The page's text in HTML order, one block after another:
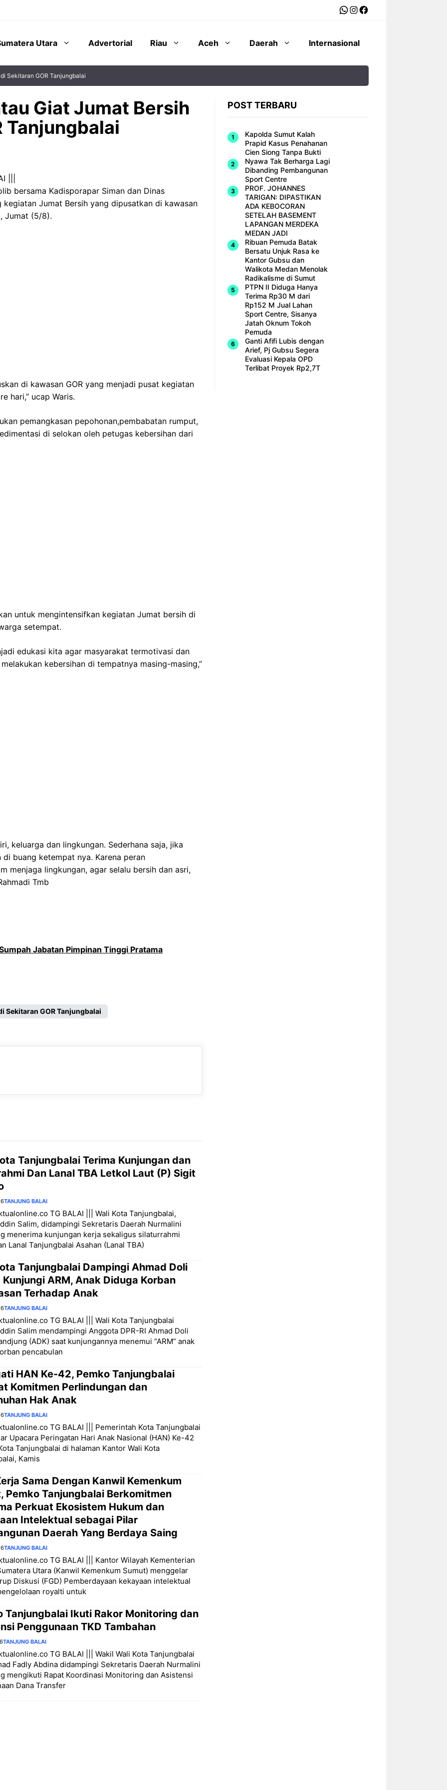
WhatsApp
Instagram
Facebook
Utara Advertorial Riau Aceh Daerah Internasional
Sekitaran GOR Tanjungbalai
Giat Jumat Bersih
Tanjungbalai
|||
bersama Kadisporapar Siman dan Dinas
Jumat Bersih yang dipusatkan di kawasan
Jumat (5/8).
di kawasan GOR yang menjadi pusat kegiatan
hari,” ucap Waris.
pemangkasan pepohonan,pembabatan rumput,
di selokan oleh petugas kebersihan dari
untuk mengintensifkan kegiatan Jumat bersih di
setempat.
edukasi kita agar masyarakat termotivasi dan
kebersihan di tempatnya masing-masing,”
keluarga dan lingkungan. Sederhana saja, jika
buang ketempat nya. Karena peran
menjaga lingkungan, agar selalu bersih dan asri,
Tmb
Jabatan Pimpinan Tinggi Pratama
Sekitaran GOR Tanjungbalai
Tanjungbalai Terima Kunjungan dan
Dan Lanal TBA Letkol Laut (P) Sigit
TANJUNG BALAI
TG BALAI ||| Wali Kota Tanjungbalai,
Salim, didampingi Sekretaris Daerah Nurmalini
menerima kunjungan kerja sekaligus silaturrahmi
Lanal Tanjungbalai Asahan (Lanal TBA)
Tanjungbalai Dampingi Ahmad Doli
Kunjungi ARM, Anak Diduga Korban
Terhadap Anak
TANJUNG BALAI
TG BALAI ||| Wali Kota Tanjungbalai
Salim mendampingi Anggota DPR-RI Ahmad Doli
(ADK) saat kunjungannya menemui “ARM” anak
pencabulan
HAN Ke-42, Pemko Tanjungbalai
Komitmen Perlindungan dan
Hak Anak
TANJUNG BALAI
TG BALAI ||| Pemerintah Kota Tanjungbalai
Upacara Peringatan Hari Anak Nasional (HAN) Ke-42
Tanjungbalai di halaman Kantor Wali Kota
Kamis
Sama Dengan Kanwil Kemenkum
Pemko Tanjungbalai Berkomitmen
Perkuat Ekosistem Hukum dan
Intelektual sebagai Pilar
Daerah Yang Berdaya Saing
TANJUNG BALAI
TG BALAI ||| Kantor Wilayah Kementerian
Utara (Kanwil Kemenkum Sumut) menggelar
Diskusi (FGD) Pemberdayaan kekayaan intelektual
royalti untuk
Tanjungbalai Ikuti Rakor Monitoring dan
Penggunaan TKD Tambahan
TANJUNG BALAI
TG BALAI ||| Wakil Wali Kota Tanjungbalai
Fadly Abdina didampingi Sekretaris Daerah Nurmalini
mengikuti Rapat Koordinasi Monitoring dan Asistensi
Dana Transfer
POST TERBARU
Kapolda Sumut Kalah
Prapid Kasus Penahanan
Cien Siong Tanpa Bukti
Nyawa Tak Berharga Lagi
Dibanding Pembangunan
Sport Centre
PROF. JOHANNES
TARIGAN: DIPASTIKAN
ADA KEBOCORAN
SETELAH BASEMENT
LAPANGAN MERDEKA
MEDAN JADI
Ribuan Pemuda Batak
Bersatu Unjuk Rasa ke
Kantor Gubsu dan
Walikota Medan Menolak
Radikalisme di Sumut
PTPN II Diduga Hanya
Terima Rp30 M dari
Rp152 M Jual Lahan
Sport Centre, Sisanya
Jatah Oknum Tokoh
Pemuda
Ganti Afifi Lubis dengan
Arief, Pj Gubsu Segera
Evaluasi Kepala OPD
Terlibat Proyek Rp2,7T